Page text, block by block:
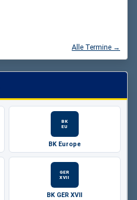
Alle Termine →
BK
EU
BK Europe
GER
XVII
BK GER XVII